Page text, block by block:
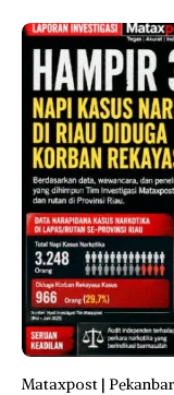
Mataxpost |